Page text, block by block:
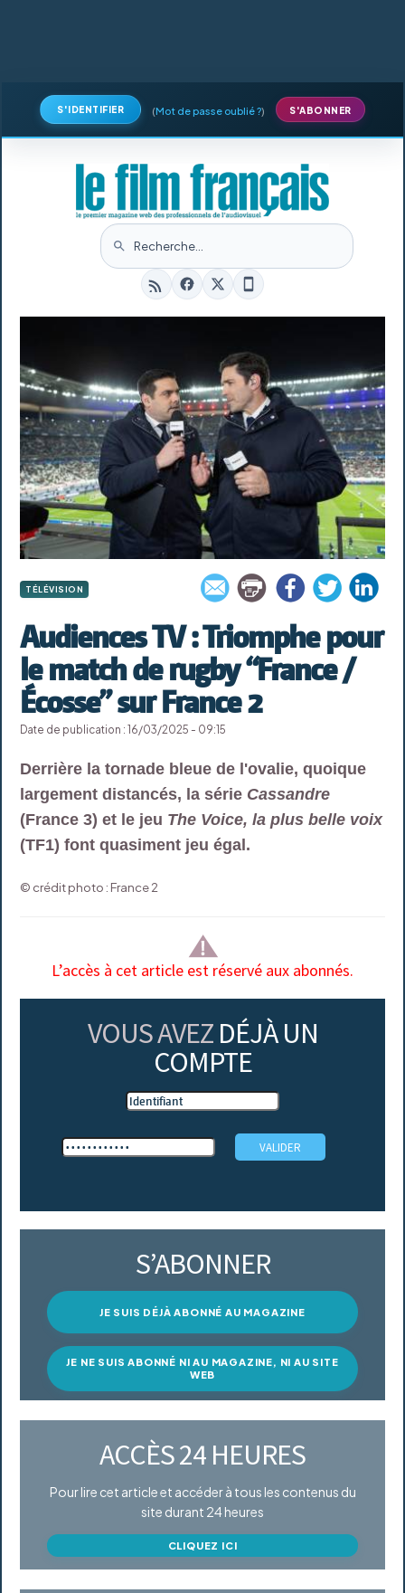
S'IDENTIFIER (Mot de passe oublié ?) S'ABONNER
TÉLÉVISION
Audiences TV : Triomphe pour
le match de rugby “France /
Écosse” sur France 2
Date de publication : 16/03/2025 - 09:15
Derrière la tornade bleue de l'ovalie, quoique
largement distancés, la série Cassandre
(France 3) et le jeu The Voice, la plus belle voix
(TF1) font quasiment jeu égal.
© crédit photo : France 2
L’accès à cet article est réservé aux abonnés.
VOUS AVEZ DÉJÀ UN
COMPTE
S’ABONNER
JE SUIS DÉJÀ ABONNÉ AU MAGAZINE
JE NE SUIS ABONNÉ NI AU MAGAZINE, NI AU SITE
WEB
ACCÈS 24 HEURES
Pour lire cet article et accéder à tous les contenus du
site durant 24 heures
CLIQUEZ ICI